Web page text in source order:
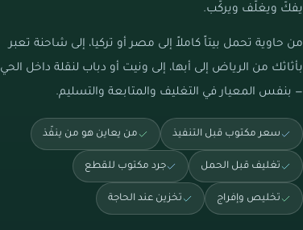
يفكّ ويغلّف ويركّب.
من حاوية تحمل بيتاً كاملاً إلى مصر أو تركيا، إلى شاحنة تعبر
بأثاثك من الرياض إلى أبها، إلى ونيت أو دباب لنقلة داخل الحي
— بنفس المعيار في التغليف والمتابعة والتسليم.
سعر مكتوب قبل التنفيذ من يعاين هو من ينفّذ
تغليف قبل الحمل جرد مكتوب للقطع
تخليص وإفراج تخزين عند الحاجة